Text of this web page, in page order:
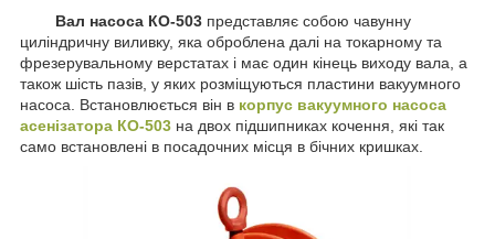
Вал насоса КО-503 представляє собою чавунну
циліндричну виливку, яка оброблена далі на токарному та
фрезерувальному верстатах і має один кінець виходу вала, а
також шість пазів, у яких розміщуються пластини вакуумного
насоса. Встановлюється він в корпус вакуумного насоса
асенізатора КО-503 на двох підшипниках кочення, які так
само встановлені в посадочних місця в бічних кришках.